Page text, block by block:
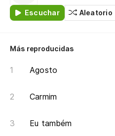
Escuchar Aleatorio
Más reproducidas
Agosto
Carmim
Eu também